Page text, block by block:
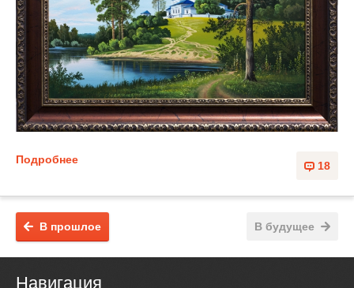
18
Подробнее
В будущее
В прошлое
Навигация